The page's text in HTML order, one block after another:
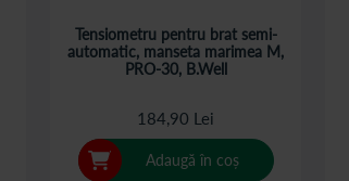
Tensiometru pentru brat semi-
automatic, manseta marimea M,
PRO-30, B.Well
184,90 Lei
Adaugă în coș